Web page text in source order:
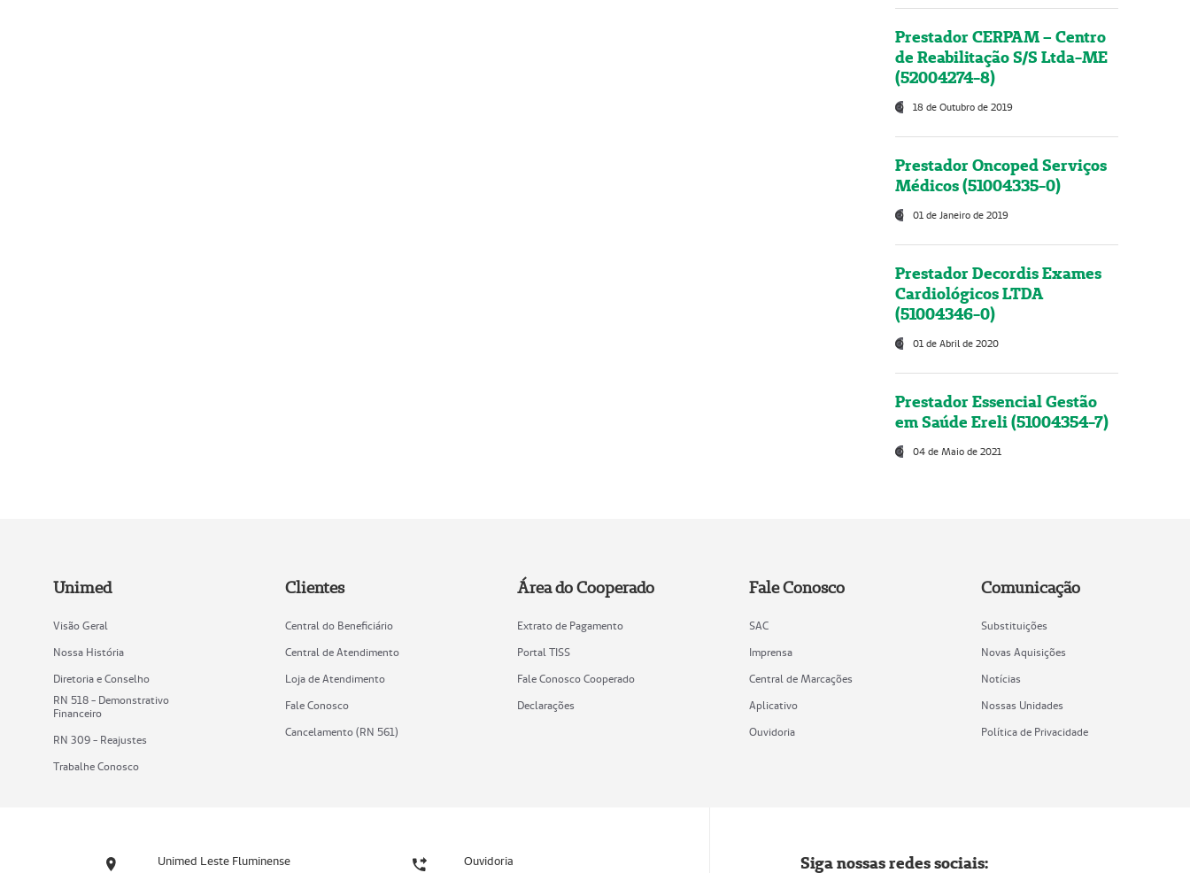
Prestador CERPAM – Centro
de Reabilitação S/S Ltda-ME
(52004274-8)
18 de Outubro de 2019
Prestador Oncoped Serviços
Médicos (51004335-0)
01 de Janeiro de 2019
Prestador Decordis Exames
Cardiológicos LTDA
(51004346-0)
01 de Abril de 2020
Prestador Essencial Gestão
em Saúde Ereli (51004354-7)
04 de Maio de 2021
Unimed
Visão Geral
Nossa História
Diretoria e Conselho
RN 518 - Demonstrativo
Financeiro
RN 309 - Reajustes
Trabalhe Conosco
Clientes
Central do Beneficiário
Central de Atendimento
Loja de Atendimento
Fale Conosco
Cancelamento (RN 561)
Área do Cooperado
Extrato de Pagamento
Portal TISS
Fale Conosco Cooperado
Declarações
Fale Conosco
SAC
Imprensa
Central de Marcações
Aplicativo
Ouvidoria
Comunicação
Substituições
Novas Aquisições
Notícias
Nossas Unidades
Política de Privacidade
Unimed Leste Fluminense Ouvidoria Siga nossas redes sociais: